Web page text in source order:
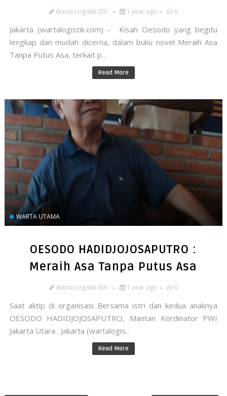
Warta Logistik 001 1 year ago 0
Jakarta (wartalogistik.com) - Kisah Oesodo yang begitu
lengkap dan mudah dicerna, dalam buku novel Meraih Asa
Tanpa Putus Asa, terkait p...
Read More
WARTA UTAMA
OESODO HADIDJOJOSAPUTRO :
Meraih Asa Tanpa Putus Asa
Warta Logistik 001 1 year ago 0
Saat aktip di organisasi Bersama istri dan kedua anaknya
OESODO HADIDJOJOSAPUTRO, Mantan Kordinator PWI
Jakarta Utara . Jakarta (wartalogis...
Read More